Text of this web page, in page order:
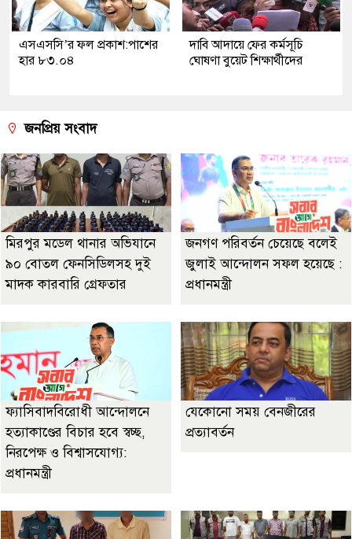
এসএসসি’র ফল প্রকাশ:পাশের
হার ৮৩.০৪
দাবি আদায়ে ফের কর্মসূচি
ঘোষণা বুয়েট শিক্ষার্থীদের
জনপ্রিয় সংবাদ
মিরপুর মডেল থানার অভিযানে
৯০ বোতল ফেনসিডিলসহ দুই
মাদক কারবারি গ্রেফতার
জনগণ পরিবর্তন চেয়েছে বলেই
জুলাই আন্দোলন সফল হয়েছে :
প্রধানমন্ত্রী
ফ্যাসিবাদবিরোধী আন্দোলনে
হত্যাকাণ্ডের বিচার হবে স্বচ্ছ,
নিরপেক্ষ ও বিশ্বাসযোগ্য:
প্রধানমন্ত্রী
যেকোনো সময় বেনজীরের
প্রত্যাবর্তন